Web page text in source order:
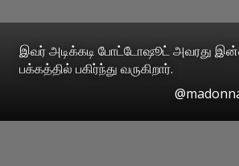
இவர் அடிக்கடி போட்டோஷூட் அவரது
பக்கத்தில் பகிர்ந்து வருகிறார்.